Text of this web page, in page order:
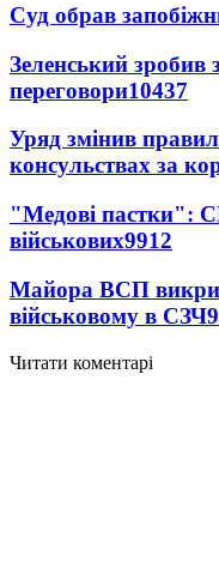
Суд обрав
Зеленський зробив
переговори10437
Уряд змінив
консульствах за
"Медові пастки":
військових9912
Майора ВСП
військовому в СЗЧ
Читати коментарі